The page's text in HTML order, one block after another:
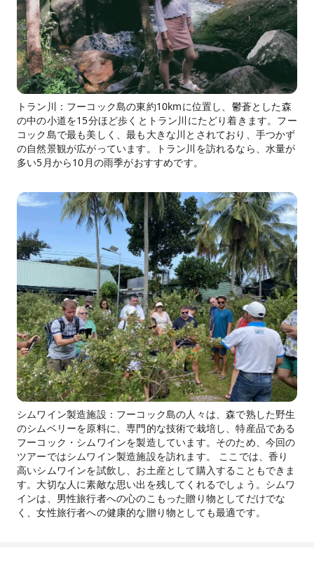
トラン川：フーコック島の東約10kmに位置し、鬱蒼とした森
の中の小道を15分ほど歩くとトラン川にたどり着きます。フー
コック島で最も美しく、最も大きな川とされており、手つかず
の自然景観が広がっています。トラン川を訪れるなら、水量が
多い5月から10月の雨季がおすすめです。
シムワイン製造施設：フーコック島の人々は、森で熟した野生
のシムベリーを原料に、専門的な技術で栽培し、特産品である
フーコック・シムワインを製造しています。そのため、今回の
ツアーではシムワイン製造施設を訪れます。 ここでは、香り
高いシムワインを試飲し、お土産として購入することもできま
す。大切な人に素敵な思い出を残してくれるでしょう。シムワ
インは、男性旅行者への心のこもった贈り物としてだけでな
く、女性旅行者への健康的な贈り物としても最適です。